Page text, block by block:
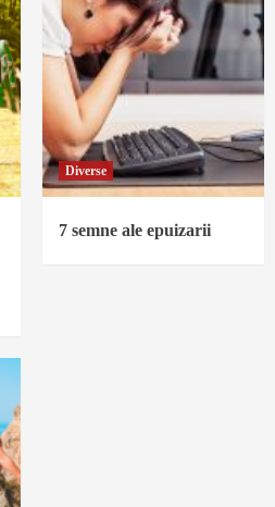
Diverse
7 semne ale epuizarii